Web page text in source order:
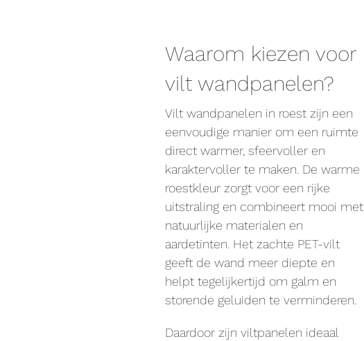
Waarom kiezen voor
vilt wandpanelen?
Vilt wandpanelen in roest zijn een
eenvoudige manier om een ruimte
direct warmer, sfeervoller en
karaktervoller te maken. De warme
roestkleur zorgt voor een rijke
uitstraling en combineert mooi met
natuurlijke materialen en
aardetinten. Het zachte PET-vilt
geeft de wand meer diepte en
helpt tegelijkertijd om galm en
storende geluiden te verminderen.
Daardoor zijn viltpanelen ideaal